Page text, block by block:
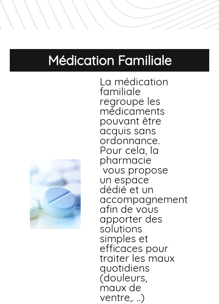
Médication Familiale
La médication
familiale
regroupe les
médicaments
pouvant être
acquis sans
ordonnance.
Pour cela, la
pharmacie
vous propose
un espace
dédié et un
accompagnement
afin de vous
apporter des
solutions
simples et
efficaces pour
traiter les maux
quotidiens
(douleurs,
maux de
ventre,. ..)